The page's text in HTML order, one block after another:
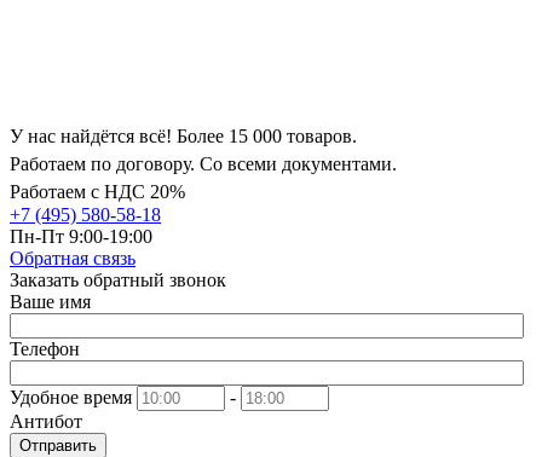
У нас найдётся всё! Более 15 000 товаров.
Работаем по договору. Со всеми документами.
Работаем с НДС 20%
+7 (495) 580-58-18
Пн-Пт 9:00-19:00
Обратная связь
Заказать обратный звонок
Ваше имя
Телефон
Удобное время
-
Антибот
Отправить